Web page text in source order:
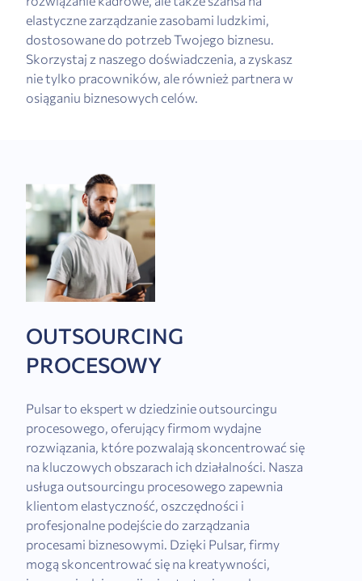
elastyczne zarządzanie zasobami ludzkimi,
dostosowane do potrzeb Twojego biznesu.
Skorzystaj z naszego doświadczenia, a zyskasz
nie tylko pracowników, ale również partnera w
osiąganiu biznesowych celów.
OUTSOURCING
PROCESOWY
Pulsar to ekspert w dziedzinie outsourcingu
procesowego, oferujący firmom wydajne
rozwiązania, które pozwalają skoncentrować się
na kluczowych obszarach ich działalności. Nasza
usługa outsourcingu procesowego zapewnia
klientom elastyczność, oszczędności i
profesjonalne podejście do zarządzania
procesami biznesowymi. Dzięki Pulsar, firmy
mogą skoncentrować się na kreatywności,